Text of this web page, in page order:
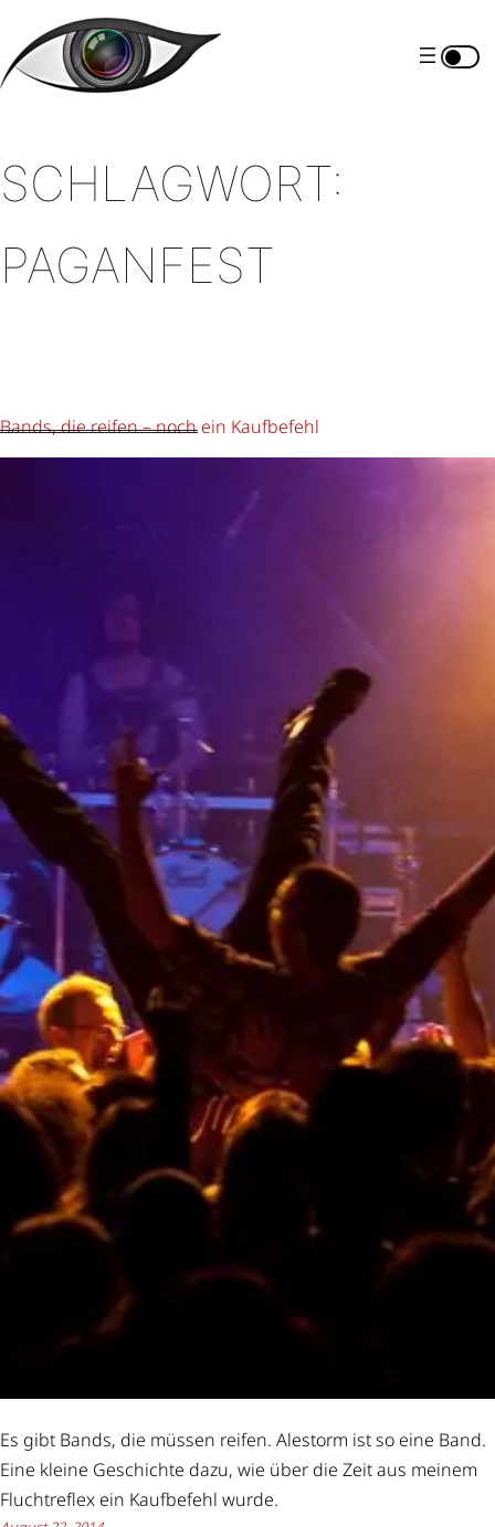
Inhalt
springen
SCHLAGWORT:
PAGANFEST
Bands, die reifen – noch ein Kaufbefehl
Es gibt Bands, die müssen reifen. Alestorm ist so eine Band.
Eine kleine Geschichte dazu, wie über die Zeit aus meinem
Fluchtreflex ein Kaufbefehl wurde.